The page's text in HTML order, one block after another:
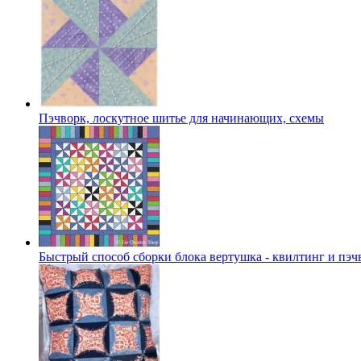
Пэчворк, лоскутное шитье для начинающих, схемы
Быстрый способ сборки блока вертушка - квилтинг и